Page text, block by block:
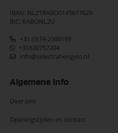
IBAN: NL21RABO0145617629
BIC: RABONL2U
+31 (0)74-2500199
+31630757204
info@selectrahengelo.nl
Algemene Info
Over ons
Openingstijden en contact